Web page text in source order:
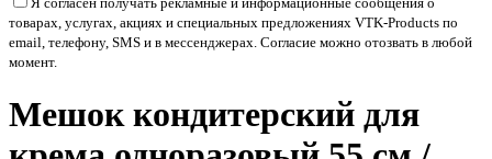
товарах, услугах, акциях и специальных предложениях VTK-Products по
email, телефону, SMS и в мессенджерах. Согласие можно отозвать в любой
момент.
Мешок кондитерский для